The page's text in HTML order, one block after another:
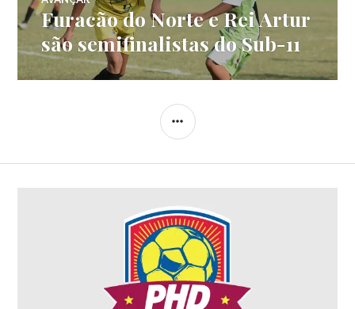
Furacão do Norte e Rei Artur
são semifinalistas do Sub-11